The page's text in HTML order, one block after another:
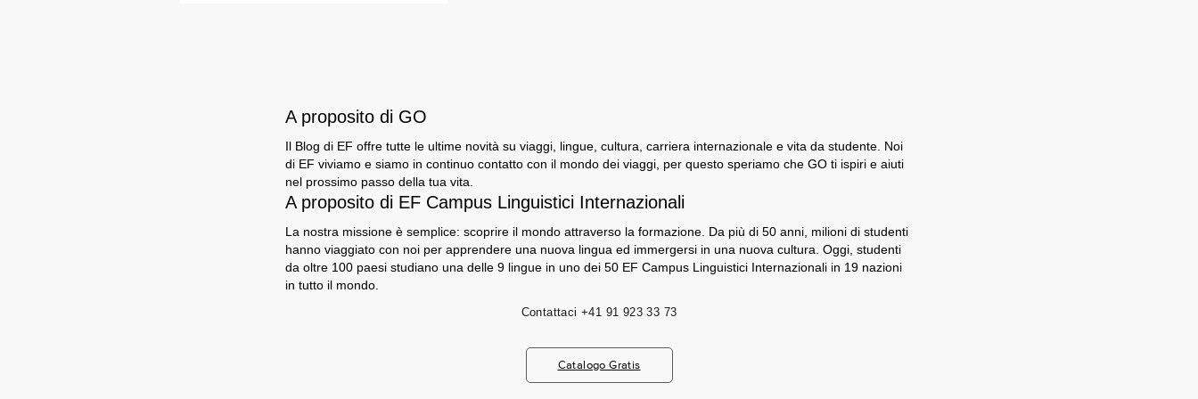
A proposito di GO
Il Blog di EF offre tutte le ultime novità su viaggi, lingue, cultura, carriera internazionale e vita da studente. Noi
di EF viviamo e siamo in continuo contatto con il mondo dei viaggi, per questo speriamo che GO ti ispiri e aiuti
nel prossimo passo della tua vita.
A proposito di EF Campus Linguistici Internazionali
La nostra missione è semplice: scoprire il mondo attraverso la formazione. Da più di 50 anni, milioni di studenti
hanno viaggiato con noi per apprendere una nuova lingua ed immergersi in una nuova cultura. Oggi, studenti
da oltre 100 paesi studiano una delle 9 lingue in uno dei 50 EF Campus Linguistici Internazionali in 19 nazioni
in tutto il mondo.
Contattaci +41 91 923 33 73
Catalogo Gratis